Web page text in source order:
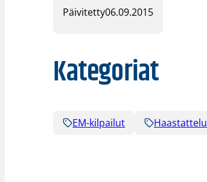
Päivitetty06.09.2015
Kategoriat
EM-kilpailut Haastattelu